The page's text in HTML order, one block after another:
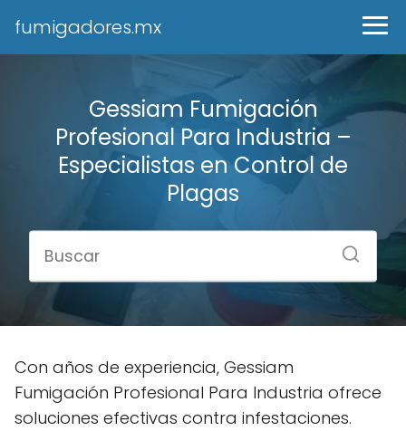
fumigadores.mx
Gessiam Fumigación
Profesional Para Industria –
Especialistas en Control de
Plagas
Con años de experiencia, Gessiam
Fumigación Profesional Para Industria ofrece
soluciones efectivas contra infestaciones.